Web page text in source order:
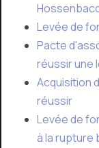
Levée de
Pacte
réussir une
Acquisition
réussir
Levée de
à la rupture